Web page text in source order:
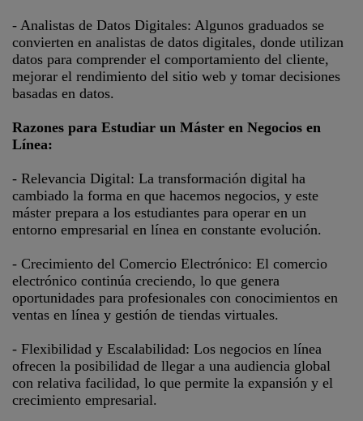
- Analistas de Datos Digitales: Algunos graduados se
convierten en analistas de datos digitales, donde utilizan
datos para comprender el comportamiento del cliente,
mejorar el rendimiento del sitio web y tomar decisiones
basadas en datos.
Razones para Estudiar un Máster en Negocios en
Línea:
- Relevancia Digital: La transformación digital ha
cambiado la forma en que hacemos negocios, y este
máster prepara a los estudiantes para operar en un
entorno empresarial en línea en constante evolución.
- Crecimiento del Comercio Electrónico: El comercio
electrónico continúa creciendo, lo que genera
oportunidades para profesionales con conocimientos en
ventas en línea y gestión de tiendas virtuales.
- Flexibilidad y Escalabilidad: Los negocios en línea
ofrecen la posibilidad de llegar a una audiencia global
con relativa facilidad, lo que permite la expansión y el
crecimiento empresarial.